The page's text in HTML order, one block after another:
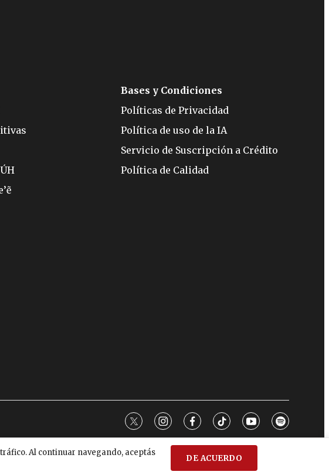
Al continuar navegando, aceptás
DE ACUERDO
Bases y Condiciones
Políticas de Privacidad
Política de uso de la IA
Servicio de Suscripción a Crédito
Política de Calidad
twitterinstagram
facebooktiktokyoutubespotify